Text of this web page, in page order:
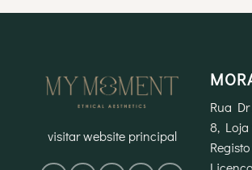
visitar website principal
Rua
8, Loja